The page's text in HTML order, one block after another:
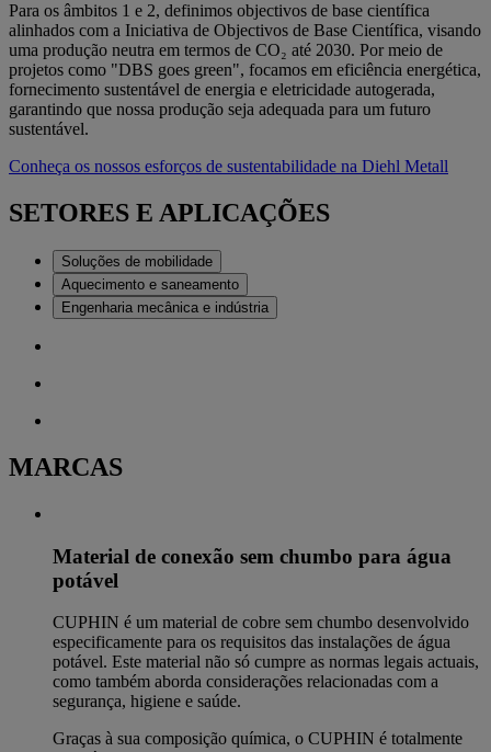
Para os âmbitos 1 e 2, definimos objectivos de base científica
alinhados com a Iniciativa de Objectivos de Base Científica, visando
uma produção neutra em termos de CO₂ até 2030. Por meio de
projetos como "DBS goes green", focamos em eficiência energética,
fornecimento sustentável de energia e eletricidade autogerada,
garantindo que nossa produção seja adequada para um futuro
sustentável.
Conheça os nossos esforços de sustentabilidade na Diehl Metall
SETORES E APLICAÇÕES
Soluções de mobilidade
Aquecimento e saneamento
Engenharia mecânica e indústria
MARCAS
Material de conexão sem chumbo para água
potável
CUPHIN é um material de cobre sem chumbo desenvolvido
especificamente para os requisitos das instalações de água
potável. Este material não só cumpre as normas legais actuais,
como também aborda considerações relacionadas com a
segurança, higiene e saúde.
Graças à sua composição química, o CUPHIN é totalmente